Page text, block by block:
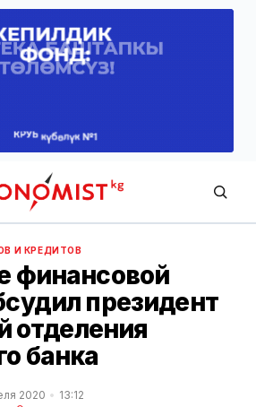
И КРЕДИТОВ
финансовой
президент
отделения
банка
2020 13:12